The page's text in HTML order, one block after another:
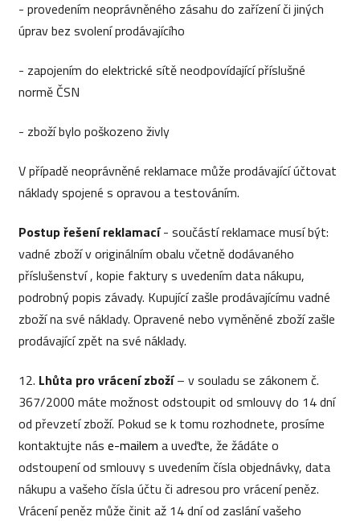
- provedením neoprávněného zásahu do zařízení či jiných
úprav bez svolení prodávajícího
- zapojením do elektrické sítě neodpovídající příslušné
normě ČSN
- zboží bylo poškozeno živly
V případě neoprávněné reklamace může prodávající účtovat
náklady spojené s opravou a testováním.
Postup řešení reklamací- součástí reklamace musí být:
vadné zboží v originálním obalu včetně dodávaného
příslušenství , kopie faktury s uvedením data nákupu,
podrobný popis závady. Kupující zašle prodávajícímu vadné
zboží na své náklady. Opravené nebo vyměněné zboží zašle
prodávající zpět na své náklady.
12. Lhůta pro vrácení zboží– v souladu se zákonem č.
367/2000 máte možnost odstoupit od smlouvy do 14 dní
od převzetí zboží. Pokud se k tomu rozhodnete, prosíme
kontaktujte náse-mailem a uveďte, že žádáte o
odstoupení od smlouvy s uvedením čísla objednávky, data
nákupu a vašeho čísla účtu či adresou pro vrácení peněz.
Vrácení peněz může činit až 14 dní od zaslání vašeho